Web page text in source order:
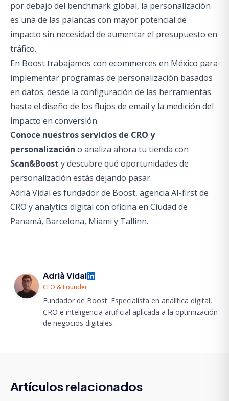
por debajo del benchmark global, la personalización
es una de las palancas con mayor potencial de
impacto sin necesidad de aumentar el presupuesto en
tráfico.
En Boost trabajamos con ecommerces en México para
implementar programas de personalización basados
en datos: desde la configuración de las herramientas
hasta el diseño de los flujos de email y la medición del
impacto en conversión.
Conoce nuestros servicios de CRO y
personalización o analiza ahora tu tienda con
Scan&Boost y descubre qué oportunidades de
personalización estás dejando pasar.
Adrià Vidal es fundador de Boost, agencia AI-first de
CRO y analytics digital con oficina en Ciudad de
Panamá, Barcelona, Miami y Tallinn.
Adrià Vidal
CEO & Founder
Fundador de Boost. Especialista en analítica digital,
CRO e inteligencia artificial aplicada a la optimización
de negocios digitales.
Artículos relacionados